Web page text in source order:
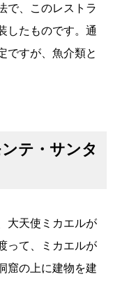
で、このレストラ
したものです。通
ですが、魚介類と
テ・サンタ
大天使ミカエルが
って、ミカエルが
窟の上に建物を建